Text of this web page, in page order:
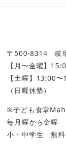
〒500-8314 岐
【月〜金曜】
【土曜】13:00
（日曜休塾）
※子ども食堂
毎月曜から金曜
小・中学生 無料